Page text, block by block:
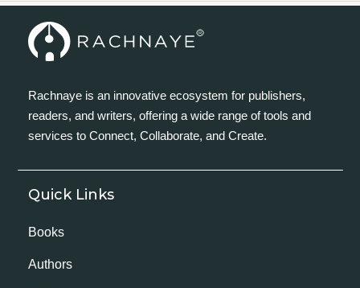
Rachnaye is an innovative ecosystem for publishers,
readers, and writers, offering a wide range of tools and
services to Connect, Collaborate, and Create.
Quick Links
Books
Authors